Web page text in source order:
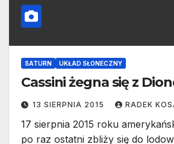
SATURN UKŁAD SŁONECZNY
Cassini żegna się z
13 SIERPNIA 2015 RADEK
17 sierpnia 2015 roku
po raz ostatni zbliży się do